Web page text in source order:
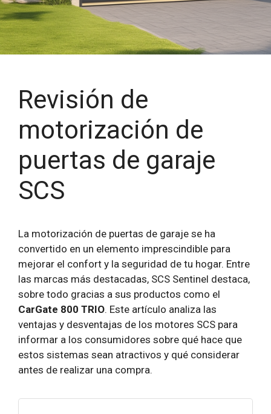
Revisión de
motorización de
puertas de garaje
SCS
La motorización de puertas de garaje se ha
convertido en un elemento imprescindible para
mejorar el confort y la seguridad de tu hogar. Entre
las marcas más destacadas, SCS Sentinel destaca,
sobre todo gracias a sus productos como el
CarGate 800 TRIO. Este artículo analiza las
ventajas y desventajas de los motores SCS para
informar a los consumidores sobre qué hace que
estos sistemas sean atractivos y qué considerar
antes de realizar una compra.